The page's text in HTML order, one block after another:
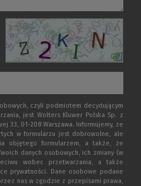
czyli podmiotem decydującym
jest Wolters Kluwer Polska Sp. z
33, 01-208 Warszawa. Informujemy, że
w formularzu jest dobrowolne, ale
objętego formularzem, a także, że
danych osobowych, ich zmiany (w
wobec przetwarzania, a także
prywatności. Dane osobowe podane
nas w zgodzie z przepisami prawa,